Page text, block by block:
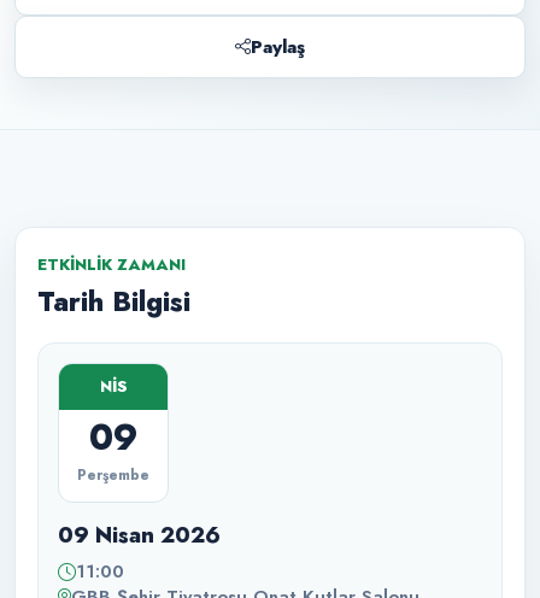
Paylaş
ETKINLIK ZAMANI
Tarih Bilgisi
NİS
09
Perşembe
09 Nisan 2026
11:00